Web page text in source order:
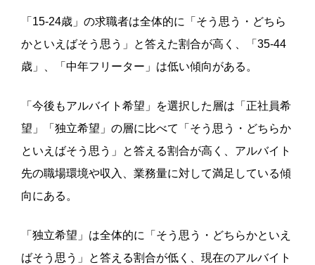
「15-24歳」の求職者は全体的に「そう思う・どちら
かといえばそう思う」と答えた割合が高く、「35-44
歳」、「中年フリーター」は低い傾向がある。
「今後もアルバイト希望」を選択した層は「正社員希
望」「独立希望」の層に比べて「そう思う・どちらか
といえばそう思う」と答える割合が高く、アルバイト
先の職場環境や収入、業務量に対して満足している傾
向にある。
「独立希望」は全体的に「そう思う・どちらかといえ
ばそう思う」と答える割合が低く、現在のアルバイト